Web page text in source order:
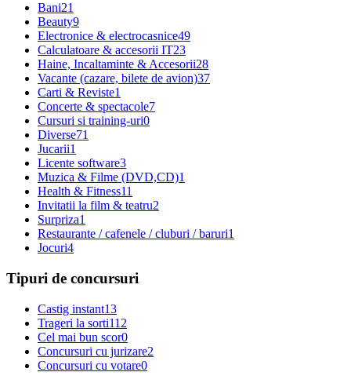
Bani21
Beauty9
Electronice & electrocasnice49
Calculatoare & accesorii IT23
Haine, Incaltaminte & Accesorii28
Vacante (cazare, bilete de avion)37
Carti & Reviste1
Concerte & spectacole7
Cursuri si training-uri0
Diverse71
Jucarii1
Licente software3
Muzica & Filme (DVD,CD)1
Health & Fitness11
Invitatii la film & teatru2
Surpriza1
Restaurante / cafenele / cluburi / baruri1
Jocuri4
Tipuri de concursuri
Castig instant13
Trageri la sorti112
Cel mai bun scor0
Concursuri cu jurizare2
Concursuri cu votare0